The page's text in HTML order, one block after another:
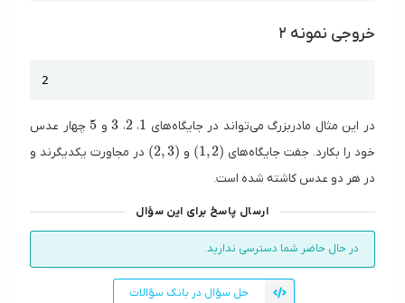
خروجی نمونه ۲
2
در این مثال مادربزرگ می‌تواند در جایگاه‌های 1،2
2، 3و
5
5چهار عدس
خود را بکارد. جفت جایگاه‌های
(1, 2)
(1,2) و
(2, 3)
(2,3)
در مجاورت یکدیگرند و
در هر دو عدس کاشته شده است.
ارسال پاسخ برای این سؤال
در حال حاضر شما دسترسی ندارید.
حل سؤال در بانک سؤالات